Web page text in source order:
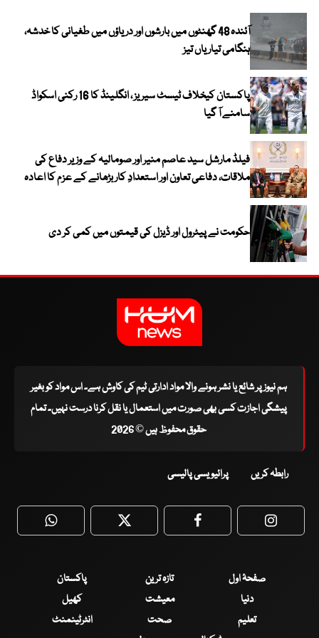
آئندہ 48 گھنٹوں میں بارشوں اور دریاؤں میں طغیانی کا خدشہ،
ہنگامی تیاریاں تیز
پاکستان کیخلاف ٹیسٹ سیریز ، انگلینڈ کا 16 رکنی اسکواڈ
سامنے آ گیا
فیلڈ مارشل سید عاصم منیر اور صومالیہ کے وزیر دفاع کی
ملاقات، دفاعی تعاون اور استعدادِ کار بڑھانے کے عزم کا اعادہ
حکومت نے پیٹرول اور ڈیزل کی قیمتوں میں کمی کر دی
ہم نیوز پر شائع یا نشر ہونے والا مواد ادارتی ٹیم کی کاوش ہے۔ اس مواد کو بغیر
پیشگی اجازت کسی بھی صورت میں استعمال یا نقل کرنا درست نہیں۔ تمام
حقوق محفوظ ہیں © 2026
رابطہ کریں پرائیویسی پالیسی
WhatsApp Twitter Facebook
صفحۂ اول تازہ ترین
پاکستان
دنیا
معیشت
کھیل
تعلیم
صحت
انٹرٹینمنٹ